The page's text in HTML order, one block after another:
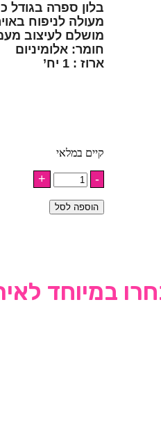
בלון ספרה בגודל כ – 100
מעולה לניפוח
מושלם לעיצוב
חומר: אלומיניום
ארוז : 1 יח’
קיים במלאי
הוספה לסל
במיוחד